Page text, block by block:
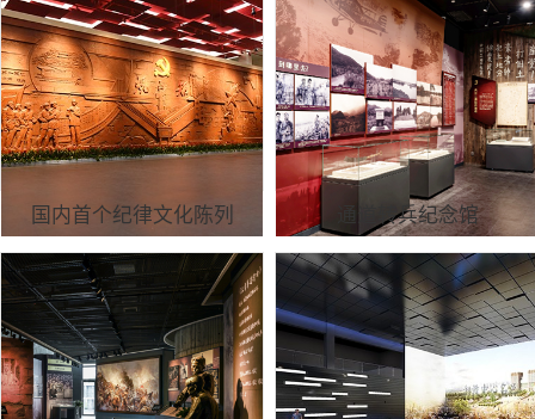
国内首个纪律文化陈列 通道转兵纪念馆